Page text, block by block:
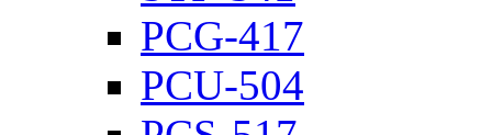
PCG-417
PCU-504